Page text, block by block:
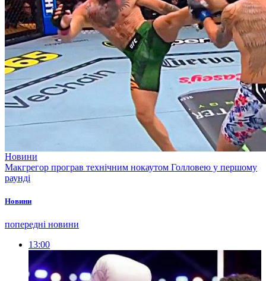
Новини
Макгрегор програв технічним нокаутом Голловею у першому
раунді
Новини
попередні новини
13:00